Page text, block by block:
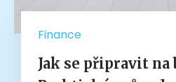
Finance
Jak se připravit na